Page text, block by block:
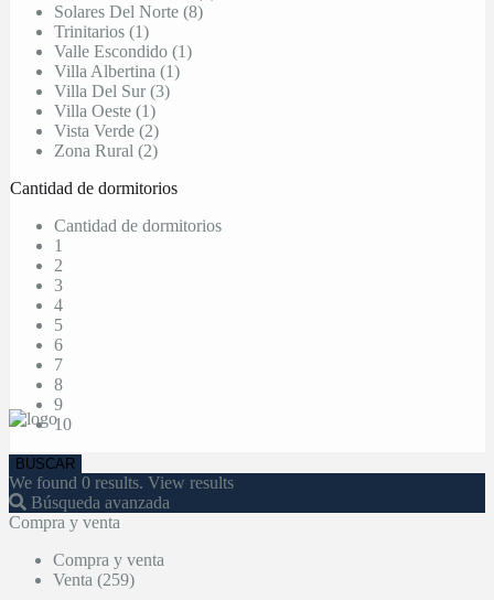
Solares Del Norte (8)
Trinitarios (1)
Valle Escondido (1)
Villa Albertina (1)
Villa Del Sur (3)
Villa Oeste (1)
Vista Verde (2)
Zona Rural (2)
Cantidad de dormitorios
Cantidad de dormitorios
1
2
3
4
5
6
7
8
9
10
We found 0 results. View results
Búsqueda avanzada
Compra y venta
Compra y venta
Venta (259)